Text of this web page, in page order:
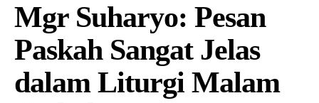
Mgr Suharyo: Pesan
Paskah Sangat Jelas
dalam Liturgi Malam